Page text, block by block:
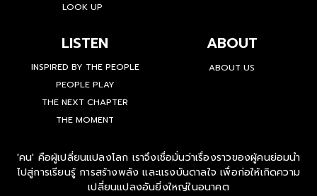
LOOK UP
LISTEN
INSPIRED BY THE PEOPLE
PEOPLE PLAY
THE NEXT CHAPTER
THE MOMENT
ABOUT
ABOUT US
'คน' คือผู้เปลี่ยนแปลงโลก เราจึงเชื่อมั่นว่าเรื่องราวของผู้คนย่อมนำ
ไปสู่การเรียนรู้ การสร้างพลัง และแรงบันดาลใจ เพื่อก่อให้เกิดความ
เปลี่ยนแปลงอันยิ่งใหญ่ในอนาคต